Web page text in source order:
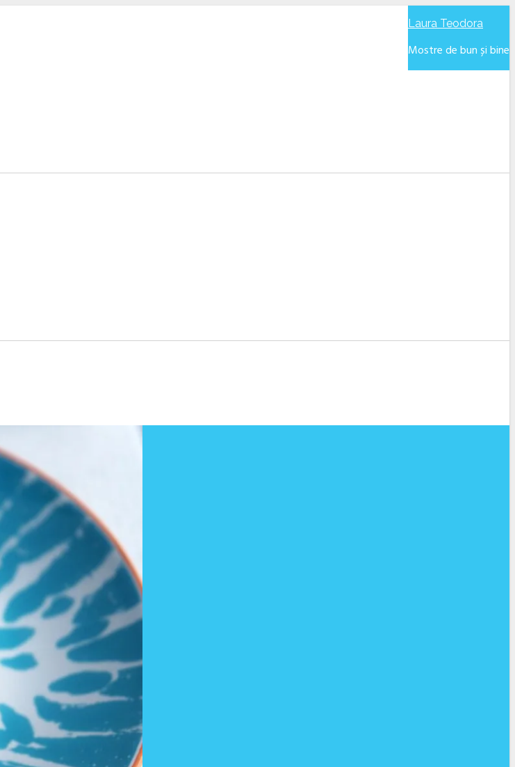
Laura Teodora
Mostre de bun și bine